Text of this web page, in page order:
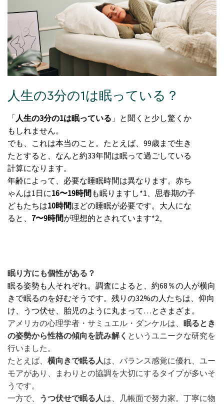
人生の3分の1は眠っている？
「人生の3分の1は眠っている 」と聞くと少し驚くか
もしれません。
でも、これは本当のこと。たとえば、99歳まで生き
たとすると、なんと約33年間は眠って過ごしている
計算になります。
年齢によって、必要な睡眠時間は異なります。赤ち
ゃんは1日に16〜19時間 も眠りますし*1、思春期の子
どもたちは10時間ほどの睡眠が必要です。大人にな
ると、 7〜9時間が理想的とされています*2。
眠り方にも個性がある？
眠る姿勢も人それぞれ。調査によると、約68％の人が横向
きで眠るのを好むそうです。残りの32%の人たちは、仰向
け、うつ伏せ、胎児のように丸まって…とさまざま。
アメリカの心理学者・サミュエル・ダンケルは、 眠るとき
の姿勢から性格の傾向を読み解く というユニークな研究を
行いました。
たとえば、 横向きで眠る人は、バランス感覚に優れ、ユー
モアがあり、まわりとの協調を大切にするタイプが多いそ
うです。
一方で、 うつ伏せで眠る人は、几帳面で努力家。丁寧に物